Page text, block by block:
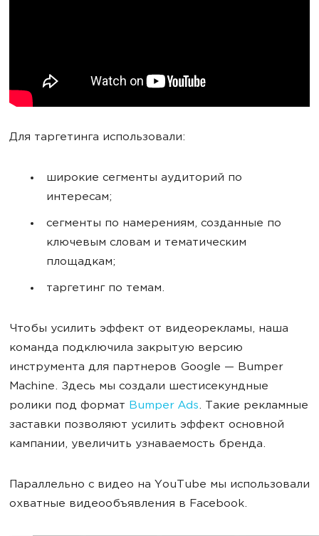
Для таргетинга использовали:
широкие сегменты аудиторий по
интересам;
сегменты по намерениям, созданные по
ключевым словам и тематическим
площадкам;
таргетинг по темам.
Чтобы усилить эффект от видеорекламы, наша
команда подключила закрытую версию
инструмента для партнеров Google — Bumper
Machine. Здесь мы создали шестисекундные
ролики под формат Bumper Ads. Такие рекламные
заставки позволяют усилить эффект основной
кампании, увеличить узнаваемость бренда.
Параллельно с видео на YouTube мы использовали
охватные видеообъявления в Facebook.